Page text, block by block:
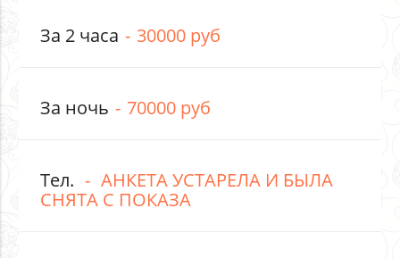
За 2 часа 30000 руб
За ночь 70000 руб
Тел. АНКЕТА УСТАРЕЛА И БЫЛА
СНЯТА С ПОКАЗА